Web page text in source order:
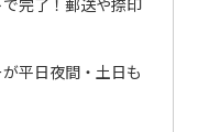
平日夜間・土日も